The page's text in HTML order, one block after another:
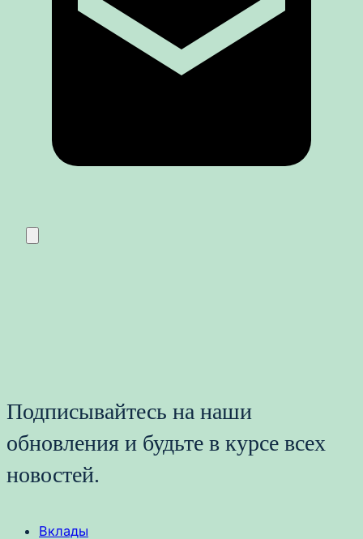
Подписывайтесь на наши
обновления и будьте в курсе всех
новостей.
Вклады